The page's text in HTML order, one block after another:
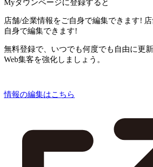
Myタウンページに登録すると
店舗/企業情報をご自身で編集できます!
自身で編集できます!
無料登録で、いつでも何度でも自由に更
Web集客を強化しましょう。
情報の編集はこちら